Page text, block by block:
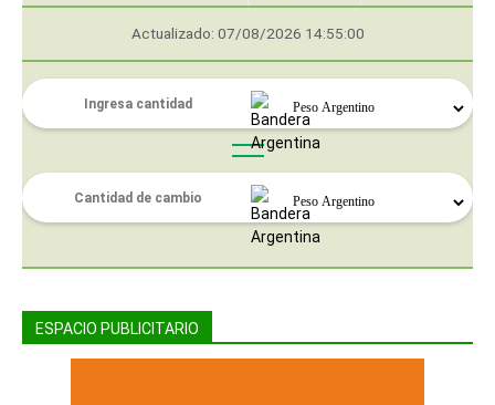
Actualizado: 07/08/2026 14:55:00
ESPACIO PUBLICITARIO